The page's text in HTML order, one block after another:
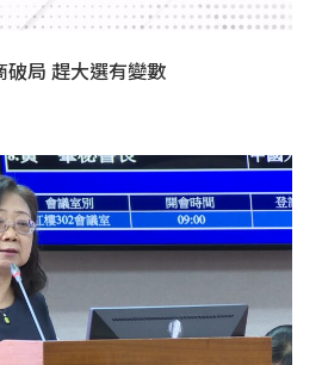
破局 趕大選有變數